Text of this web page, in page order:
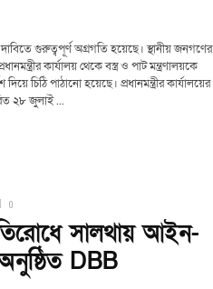
গুরুত্বপূর্ণ অগ্রগতি হয়েছে। স্থানীয় জনগণের
কার্যালয় থেকে বস্ত্র ও পাট মন্ত্রণালয়কে
চিঠি পাঠানো হয়েছে। প্রধানমন্ত্রীর কার্যালয়ের
২৮ জুলাই ...
0
সালথায় আইন-
DBB